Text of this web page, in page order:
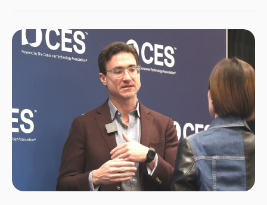
역할을 표방하는 이번 행사는 기술 전시, 비즈니스 미팅, 기업 피칭, 네트워킹,
투자 포럼, 쇼케이스 등이 어우러진 종합 산업 박람회로 진행된다. 미국의 한인
과학자들이 직접 나서 한국의 혁신 기술 기업의 미국 진출과 투자를 적극
지원할 수 있게 된 것. 한국의 중소·중견기업과 스타트업, 지자체 등 30여 개
기관이 참가해 미국 시장 진출의 교두보를 마련할 것으로 기대를 모으고 있다.
특히 행사 개최지인 애틀랜타는 현대자동차그룹, SK온, 한화큐셀 등 주요 한국
기술 기업이 대규모 투자로 북미 거점으로 삼은 전략적 요충지다. 물류와 제조,
에너지, 첨단 산업 분야에서의 접근성이 뛰어나며, 코카콜라, 델타항공, 홈디포
등 포춘 500대 미국 기업 본사가 집결한 미국 남동부의 경제 수도로 평가받고
있다.이러한 배경에서 애틀랜타는 글로벌 혁신 도시로 빠르게 부상하고
있으며, 탄탄한 한인 커뮤니티, 친기업적 정책 환경, 다양한 학술기관의 존재 등
한국 기업의 진출과 성장에 최적화된 조건을 두루 갖춘 지역으로 주목받고